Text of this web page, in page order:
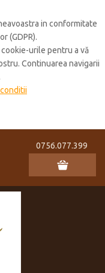
in conformitate
(GDPR).
urile pentru a vă
Continuarea navigarii
0756.077.399